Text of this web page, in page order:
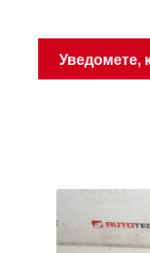
Уведомете,